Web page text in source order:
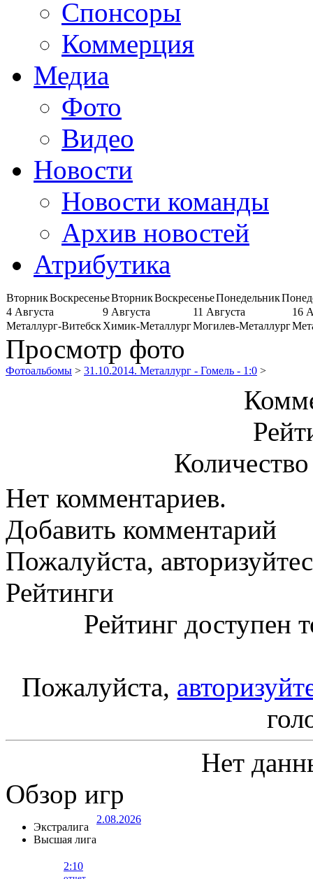
Спонсоры
Коммерция
Медиа
Фото
Видео
Новости
Новости команды
Архив новостей
Атрибутика
ВторникВоскресеньеВторникВоскресеньеПонедельник
4 Августа
9 Августа 11 Августа
16
Металлург-ВитебскХимик-МеталлургМогилев-Металлург
Просмотр фото
Фотоальбомы > 31.10.2014. Металлург - Гомель - 1:0 >
Нет комментариев.
Добавить комментарий
Пожалуйста,
Рейтинги
Рейтинг доступен
Пожалуйста,
Нет
Обзор игр
Экстралига
Высшая лига
2.08.2026
2:10